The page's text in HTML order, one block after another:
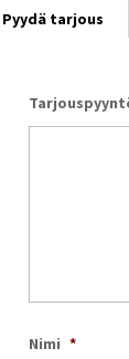
Pyydä tarjous
Nimi *